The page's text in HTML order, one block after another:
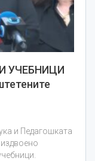
УЧЕБНИЦИ
и Педагошката